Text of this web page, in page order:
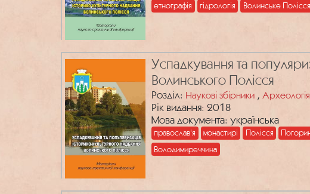
етнографія гідрологія Волинське Полісся
Успадкування та
Волинського Полісся
Розділ: Наукові збірники , Археологія
Рік видання: 2018
Мова документа: українська
православ'я монастирі Полісся
Володимиреччина